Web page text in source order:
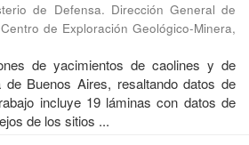
de Defensa. Dirección General de
de Exploración Geológico-Minera,
de yacimientos de caolines y de
Buenos Aires, resaltando datos de
incluye 19 láminas con datos de
de los sitios ...